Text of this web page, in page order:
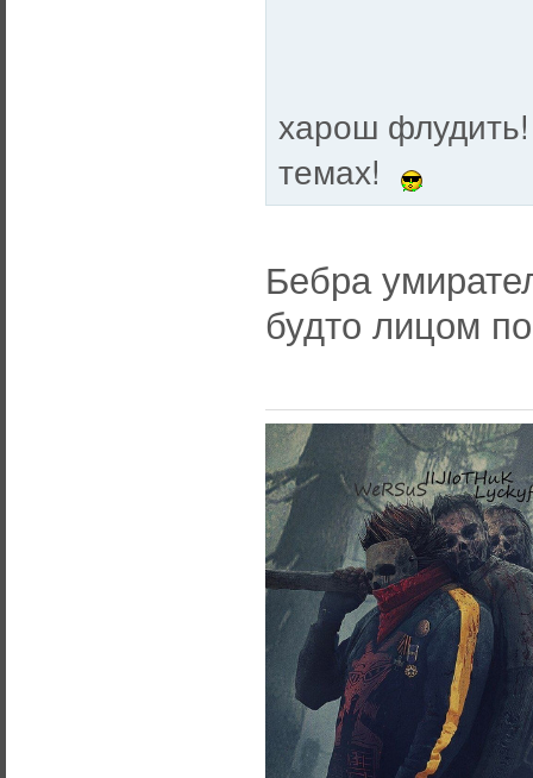
харош
темах!
Бебра
будто лицом